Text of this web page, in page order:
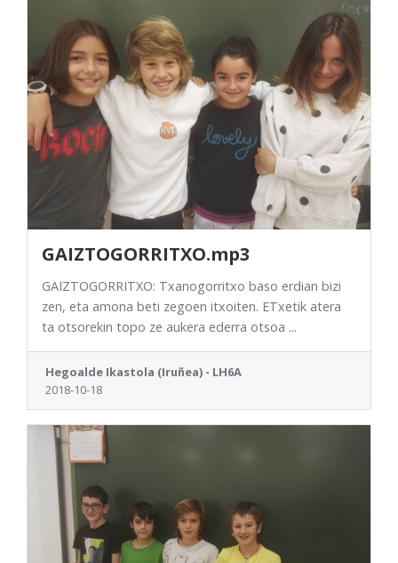
GAIZTOGORRITXO.mp3
GAIZTOGORRITXO: Txanogorritxo baso erdian bizi
zen, eta amona beti zegoen itxoiten. ETxetik atera
ta otsorekin topo ze aukera ederra otsoa ...
Hegoalde Ikastola (Iruñea) - LH6A
2018-10-18